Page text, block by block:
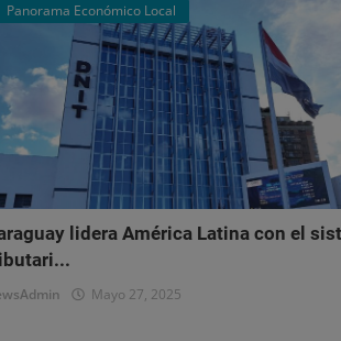
Panorama Económico Local
lidera América Latina con el
Mayo 27, 2025